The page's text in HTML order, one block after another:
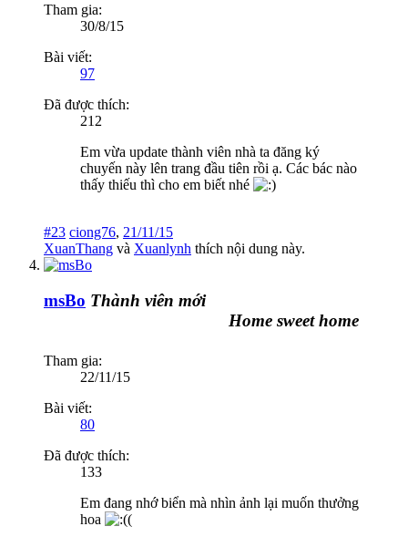
Tham gia:
30/8/15
Bài viết:
97
Đã được thích:
212
Em vừa update thành viên nhà ta đăng ký
chuyến này lên trang đầu tiên rồi ạ. Các bác nào
thấy thiếu thì cho em biết nhé
#23 ciong76, 21/11/15
XuanThang và Xuanlynh thích nội dung này.
msBo Thành viên mới
Home sweet home
Tham gia:
22/11/15
Bài viết:
80
Đã được thích:
133
Em đang nhớ biển mà nhìn ảnh lại muốn thưởng
hoa